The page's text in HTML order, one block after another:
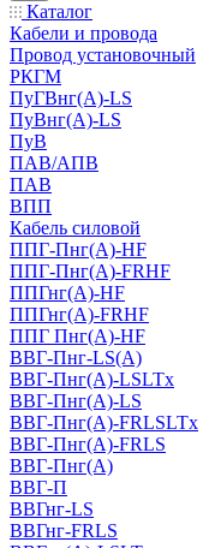
Каталог
Кабели и провода
Провод установочный
РКГМ
ПуГВнг(А)-LS
ПуВнг(А)-LS
ПуВ
ПАВ/АПВ
ПАВ
ВПП
Кабель силовой
ППГ-Пнг(А)-HF
ППГ-Пнг(А)-FRHF
ППГнг(А)-HF
ППГнг(А)-FRHF
ППГ Пнг(А)-HF
ВВГ-Пнг-LS(А)
ВВГ-Пнг(А)-LSLTx
ВВГ-Пнг(А)-LS
ВВГ-Пнг(А)-FRLSLTx
ВВГ-Пнг(А)-FRLS
ВВГ-Пнг(А)
ВВГ-П
ВВГнг-LS
ВВГнг-FRLS